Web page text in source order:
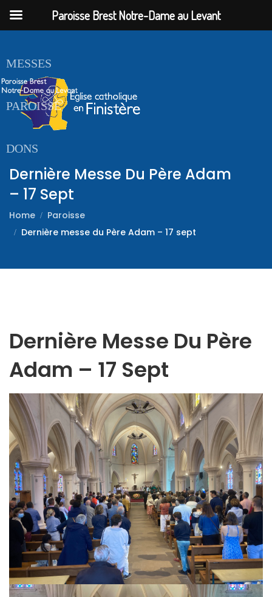
ACCUEIL
MESSES
PAROISSE
DONS
Dernière Messe Du Père Adam
– 17 Sept
Home
Paroisse
Dernière messe du Père Adam – 17 sept
Dernière Messe Du Père
Adam – 17 Sept
Paroisse Brest Notre-Dame au Levant